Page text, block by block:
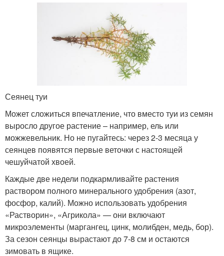
Сеянец туи
Может сложиться впечатление, что вместо туи из семян
выросло другое растение – например, ель или
можжевельник. Но не пугайтесь: через 2-3 месяца у
сеянцев появятся первые веточки с настоящей
чешуйчатой хвоей.
Каждые две недели подкармливайте растения
раствором полного минерального удобрения (азот,
фосфор, калий). Можно использовать удобрения
«Растворин», «Агрикола» — они включают
микроэлементы (маргангец, цинк, молибден, медь, бор).
За сезон сеянцы вырастают до 7-8 см и остаются
зимовать в ящике.